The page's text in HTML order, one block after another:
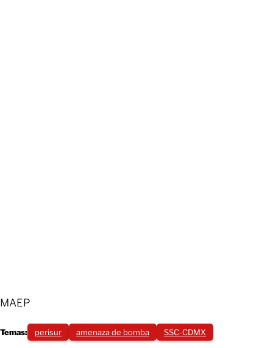
MAEP
Temas: perisur amenaza de bomba SSC-CDMX